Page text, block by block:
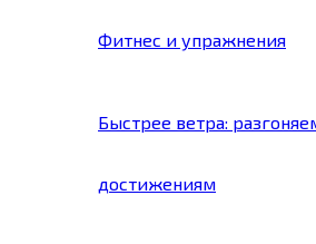
Фитнес и упражнения
Быстрее ветра:
достижениям